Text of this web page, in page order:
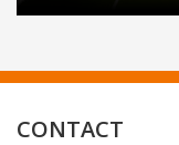
CONTACT